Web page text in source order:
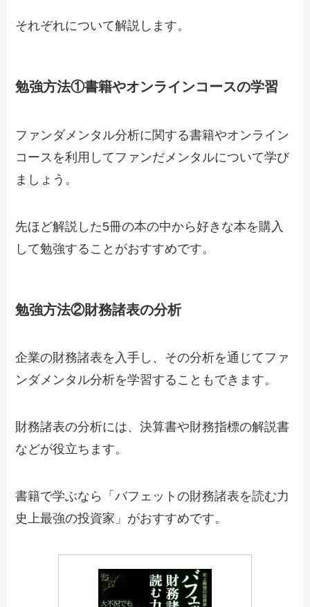
それぞれについて解説します。
勉強方法①書籍やオンラインコースの学習
ファンダメンタル分析に関する書籍やオンライン
コースを利用してファンだメンタルについて学び
ましょう。
先ほど解説した5冊の本の中から好きな本を購入
して勉強することがおすすめです。
勉強方法②財務諸表の分析
企業の財務諸表を入手し、その分析を通じてファ
ンダメンタル分析を学習することもできます。
財務諸表の分析には、決算書や財務指標の解説書
などが役立ちます。
書籍で学ぶなら「バフェットの財務諸表を読む力
史上最強の投資家」がおすすめです。